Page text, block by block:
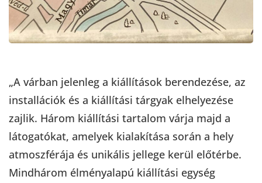
„A várban jelenleg a kiállítások berendezése, az
installációk és a kiállítási tárgyak elhelyezése
zajlik. Három kiállítási tartalom várja majd a
látogatókat, amelyek kialakítása során a hely
atmoszférája és unikális jellege kerül előtérbe.
Mindhárom élményalapú kiállítási egység